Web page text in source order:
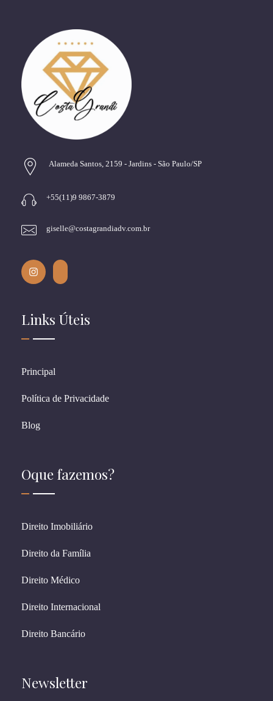
Alameda Santos, 2159 - Jardins - São Paulo/SP
+55(11)9 9867-3879
giselle@costagrandiadv.com.br
Links Úteis
Principal
Política de Privacidade
Blog
Oque fazemos?
Direito Imobiliário
Direito da Família
Direito Médico
Direito Internacional
Direito Bancário
Newsletter